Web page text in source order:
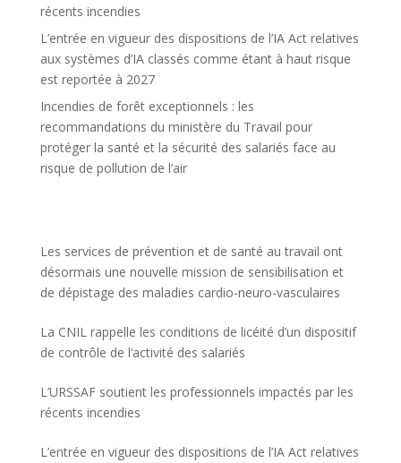
récents incendies
L’entrée en vigueur des dispositions de l’IA Act relatives
aux systèmes d’IA classés comme étant à haut risque
est reportée à 2027
Incendies de forêt exceptionnels : les
recommandations du ministère du Travail pour
protéger la santé et la sécurité des salariés face au
risque de pollution de l’air
Les services de prévention et de santé au travail ont
désormais une nouvelle mission de sensibilisation et
de dépistage des maladies cardio-neuro-vasculaires
La CNIL rappelle les conditions de licéité d’un dispositif
de contrôle de l’activité des salariés
L’URSSAF soutient les professionnels impactés par les
récents incendies
L’entrée en vigueur des dispositions de l’IA Act relatives